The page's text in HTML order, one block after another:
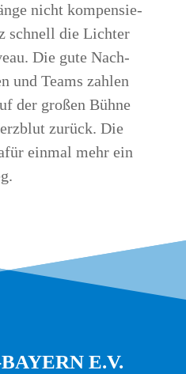
nicht kom­pen­sie­
schnell die Lich­ter
Die gute Nach­
und Teams zah­len
der gro­ßen Büh­ne
zurück. Die
ein­mal mehr ein
E.V.